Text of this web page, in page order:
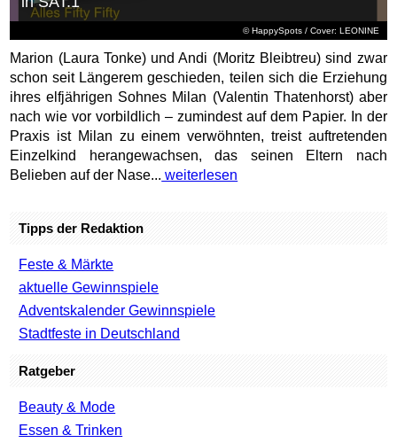
© HappySpots / Cover: LEONINE
Marion (Laura Tonke) und Andi (Moritz Bleibtreu) sind zwar
schon seit Längerem geschieden, teilen sich die Erziehung
ihres elfjährigen Sohnes Milan (Valentin Thatenhorst) aber
nach wie vor vorbildlich – zumindest auf dem Papier. In der
Praxis ist Milan zu einem verwöhnten, treist auftretenden
Einzelkind herangewachsen, das seinen Eltern nach
Belieben auf der Nase... weiterlesen
Tipps der Redaktion
Feste & Märkte
aktuelle Gewinnspiele
Adventskalender Gewinnspiele
Stadtfeste in Deutschland
Ratgeber
Beauty & Mode
Essen & Trinken